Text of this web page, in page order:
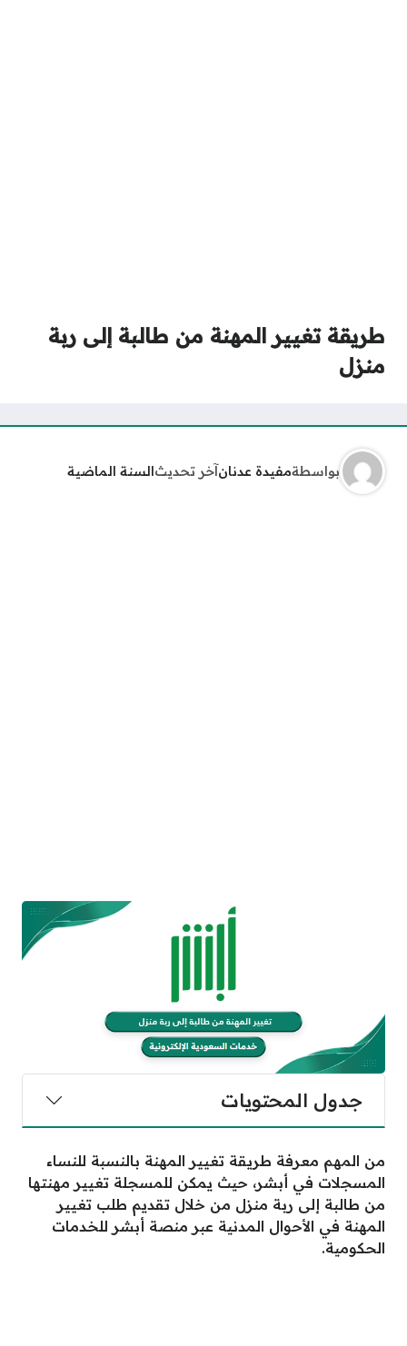
طريقة تغيير المهنة من طالبة إلى ربة
منزل
بواسطةمفيدة عدنانآخر تحديثالسنة الماضية
جدول المحتويات
من المهم معرفة طريقة تغيير المهنة بالنسبة للنساء
المسجلات في أبشر، حيث يمكن للمسجلة تغيير مهنتها
من طالبة إلى ربة منزل من خلال تقديم طلب تغيير
المهنة في الأحوال المدنية عبر منصة أبشر للخدمات
الحكومية.